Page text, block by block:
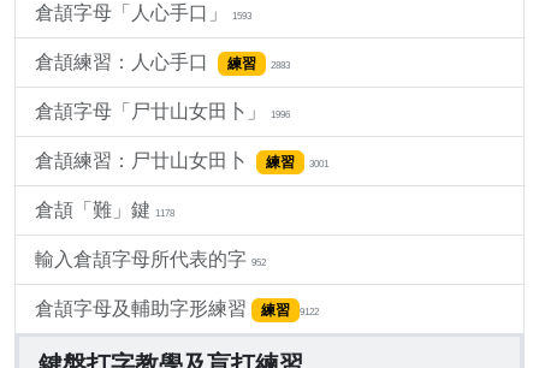
倉頡字母「人心手口」 1593
倉頡練習：人心手口 練習 2883
倉頡字母「尸廿山女田卜」 1996
倉頡練習：尸廿山女田卜 練習 3001
倉頡「難」鍵 1178
輸入倉頡字母所代表的字 952
倉頡字母及輔助字形練習 練習 9122